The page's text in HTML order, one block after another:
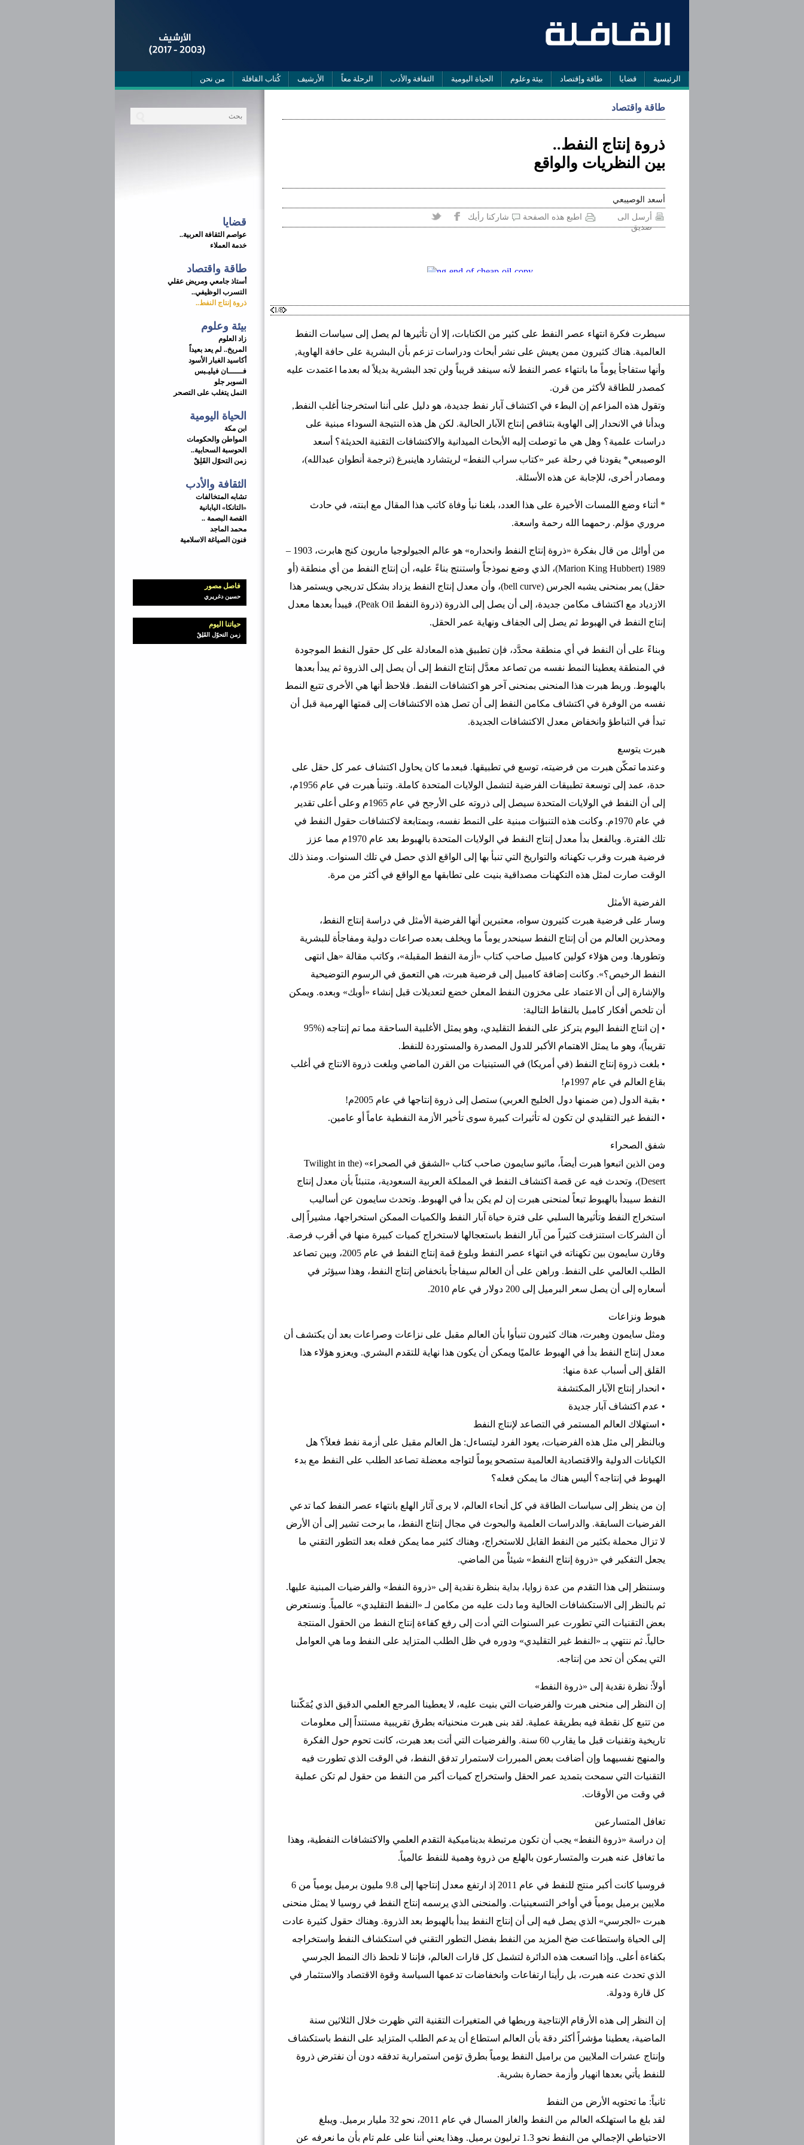
الرئيسية قضايا طاقة وإقتصاد بيئة وعلوم الحياة اليومية الثقافة والأدب الرحلة معاً الأرشيف كُتاب القافلة من نحن
قضايا
عواصم الثقافة العربية..
خدمة العملاء
طاقة واقتصاد
أستاذ جامعي ومريض عقلي
التسرب الوظيفي..
ذروة إنتاج النفط..
بيئة وعلوم
زاد العلوم
المريخ.. لم يعد بعيداً
أكاسيد الغبار الأسود
فــــــان فيليـبس
السوبر جلو
النمل يتغلب على التصحر
الحياة اليومية
ابن مكة
المواطن والحكومات
الحوسبة السحابية..
زمن التحوّل القَلِقْ
الثقافة والأدب
تشابه المتخالفات
«التانكا» اليابانية
القصة البصمة ..
محمد الماجد
فنون الصياغة الاسلامية
فاصل مصور
حسين دغريري
حياتنا اليوم
زمن التحوّل القَلِقْ
طاقة واقتصاد
ذروة إنتاج النفط..
بين النظريات والواقع
أسعد الوصيبعي
أرسل الى
صديق
اطبع هذه الصفحة شاركنا رأيك
1/8
سيطرت فكرة انتهاء عصر النفط على كثير من الكتابات، إلا أن تأثيرها لم يصل إلى سياسات النفط
العالمية. هناك كثيرون ممن يعيش على نشر أبحاث ودراسات تزعم بأن البشرية على حافة الهاوية,
وأنها ستفاجأ يوماً ما بانتهاء عصر النفط لأنه سينفد قريباً ولن تجد البشرية بديلاً له بعدما اعتمدت عليه
كمصدر للطاقة لأكثر من قرن.
وتقول هذه المزاعم إن البطء في اكتشاف آبار نفط جديدة، هو دليل على أننا استخرجنا أغلب النفط,
وبدأنا في الانحدار إلى الهاوية بتناقص إنتاج الآبار الحالية. لكن هل هذه النتيجة السوداء مبنية على
دراسات علمية؟ وهل هي ما توصلت إليه الأبحاث الميدانية والاكتشافات التقنية الحديثة؟ أسعد
الوصيبعي* يقودنا في رحلة عبر «كتاب سراب النفط» لريتشارد هاينبرغ (ترجمة أنطوان عبدالله)،
ومصادر أخرى، للإجابة عن هذه الأسئلة.
* أثناء وضع اللمسات الأخيرة على هذا العدد، بلغنا نبأ وفاة كاتب هذا المقال مع ابنته، في حادث
مروري مؤلم. رحمهما الله رحمة واسعة.
من أوائل من قال بفكرة «ذروة إنتاج النفط وانحداره» هو عالم الجيولوجيا ماريون كنج هابرت، 1903 –
1989 (Marion King Hubbert)، الذي وضع نموذجاً واستنتج بناءً عليه، أن إنتاج النفط من أي منطقة (أو
حقل) يمر بمنحنى يشبه الجرس (bell curve)، وأن معدل إنتاج النفط يزداد بشكل تدريجي ويستمر هذا
الازدياد مع اكتشاف مكامن جديدة، إلى أن يصل إلى الذروة (ذروة النفط Peak Oil)، فيبدأ بعدها معدل
إنتاج النفط في الهبوط ثم يصل إلى الجفاف ونهاية عمر الحقل.
وبناءً على أن النفط في أي منطقة محدَّد، فإن تطبيق هذه المعادلة على كل حقول النفط الموجودة
في المنطقة يعطينا النمط نفسه من تصاعد معدَّل إنتاج النفط إلى أن يصل إلى الذروة ثم يبدأ بعدها
بالهبوط. وربط هبرت هذا المنحنى بمنحنى آخر هو اكتشافات النفط. فلاحظ أنها هي الأخرى تتبع النمط
نفسه من الوفرة في اكتشاف مكامن النفط إلى أن تصل هذه الاكتشافات إلى قمتها الهرمية قبل أن
تبدأ في التباطؤ وانخفاض معدل الاكتشافات الجديدة.
هبرت يتوسع
وعندما تمكّن هبرت من فرضيته، توسع في تطبيقها. فبعدما كان يحاول اكتشاف عمر كل حقل على
حدة، عمد إلى توسعة تطبيقات الفرضية لتشمل الولايات المتحدة كاملة. وتنبأ هبرت في عام 1956م،
إلى أن النفط في الولايات المتحدة سيصل إلى ذروته على الأرجح في عام 1965م وعلى أعلى تقدير
في عام 1970م. وكانت هذه التنبؤات مبنية على النمط نفسه، وبمتابعة لاكتشافات حقول النفط في
تلك الفترة. وبالفعل بدأ معدل إنتاج النفط في الولايات المتحدة بالهبوط بعد عام 1970م مما عزز
فرضية هبرت وقرب تكهناته والتواريخ التي تنبأ بها إلى الواقع الذي حصل في تلك السنوات. ومنذ ذلك
الوقت صارت لمثل هذه التكهنات مصداقية بنيت على تطابقها مع الواقع في أكثر من مرة.
الفرضية الأمثل
وسار على فرضية هبرت كثيرون سواه، معتبرين أنها الفرضية الأمثل في دراسة إنتاج النفط،
ومحذرين العالم من أن إنتاج النفط سينحدر يوماً ما ويخلف بعده صراعات دولية ومفاجأة للبشرية
وتطورها. ومن هؤلاء كولين كامبيل صاحب كتاب «أزمة النفط المقبلة»، وكاتب مقالة «هل انتهى
النفط الرخيص؟». وكانت إضافة كامبيل إلى فرضية هبرت، هي التعمق في الرسوم التوضيحية
والإشارة إلى أن الاعتماد على مخزون النفط المعلن خضع لتعديلات قبل إنشاء «أوبك» وبعده. ويمكن
أن تلخص أفكار كامبل بالنقاط التالية:
• إن انتاج النفط اليوم يتركز على النفط التقليدي، وهو يمثل الأغلبية الساحقة مما تم إنتاجه (%95
تقريباً)، وهو ما يمثل الاهتمام الأكبر للدول المصدرة والمستوردة للنفط.
• بلغت ذروة إنتاج النفط (في أمريكا) في الستينيات من القرن الماضي وبلغت ذروة الانتاج في أغلب
بقاع العالم في عام 1997م!
• بقية الدول (من ضمنها دول الخليج العربي) ستصل إلى ذروة إنتاجها في عام 2005م!
• النفط غير التقليدي لن تكون له تأثيرات كبيرة سوى تأخير الأزمة النفطية عاماً أو عامين.
شفق الصحراء
ومن الذين اتبعوا هبرت أيضاً، ماثيو سايمون صاحب كتاب «الشفق في الصحراء» (Twilight in the
Desert)، وتحدث فيه عن قصة اكتشاف النفط في المملكة العربية السعودية، متنبئاً بأن معدل إنتاج
النفط سيبدأ بالهبوط تبعاً لمنحنى هبرت إن لم يكن بدأ في الهبوط. وتحدث سايمون عن أساليب
استخراج النفط وتأثيرها السلبي على فترة حياة آبار النفط والكميات الممكن استخراجها، مشيراً إلى
أن الشركات استنزفت كثيراً من آبار النفط باستعجالها لاستخراج كميات كبيرة منها في أقرب فرصة.
وقارن سايمون بين تكهناته في انتهاء عصر النفط وبلوغ قمة إنتاج النفط في عام 2005، وبين تصاعد
الطلب العالمي على النفط. وراهن على أن العالم سيفاجأ بانخفاض إنتاج النفط، وهذا سيؤثر في
أسعاره إلى أن يصل سعر البرميل إلى 200 دولار في عام 2010.
هبوط ونزاعات
ومثل سايمون وهبرت، هناك كثيرون تنبأوا بأن العالم مقبل على نزاعات وصراعات بعد أن يكتشف أن
معدل إنتاج النفط بدأ في الهبوط عالميًا ويمكن أن يكون هذا نهاية للتقدم البشري. ويعزو هؤلاء هذا
القلق إلى أسباب عدة منها:
• انحدار إنتاج الآبار المكتشفة
• عدم اكتشاف آبار جديدة
• استهلاك العالم المستمر في التصاعد لإنتاج النفط
وبالنظر إلى مثل هذه الفرضيات، يعود الفرد ليتساءل: هل العالم مقبل على أزمة نفط فعلاً؟ هل
الكيانات الدولية والاقتصادية العالمية ستصحو يوماً لتواجه معضلة تصاعد الطلب على النفط مع بدء
الهبوط في إنتاجه؟ أليس هناك ما يمكن فعله؟
إن من ينظر إلى سياسات الطاقة في كل أنحاء العالم، لا يرى آثار الهلع بانتهاء عصر النفط كما تدعي
الفرضيات السابقة. والدراسات العلمية والبحوث في مجال إنتاج النفط، ما برحت تشير إلى أن الأرض
لا تزال محملة بكثير من النفط القابل للاستخراج، وهناك كثير مما يمكن فعله بعد التطور التقني ما
يجعل التفكير في «ذروة إنتاج النفط» شيئاْ من الماضي.
وسننظر إلى هذا التقدم من عدة زوايا، بداية بنظرة نقدية إلى «ذروة النفط» والفرضيات المبنية عليها.
ثم بالنظر إلى الاستكشافات الحالية وما دلت عليه من مكامن لـ «النفط التقليدي» عالمياً. ونستعرض
بعض التقنيات التي تطورت عبر السنوات التي أدت إلى رفع كفاءة إنتاج النفط من الحقول المنتجة
حالياً. ثم ننتهي بـ «النفط غير التقليدي» ودوره في ظل الطلب المتزايد على النفط وما هي العوامل
التي يمكن أن تحد من إنتاجه.
أولاً: نظرة نقدية إلى «ذروة النفط»
إن النظر إلى منحنى هبرت والفرضيات التي بنيت عليه، لا يعطينا المرجع العلمي الدقيق الذي يُمَكّننا
من تتبع كل نقطة فيه بطريقة عملية. لقد بنى هبرت منحنياته بطرق تقريبية مستنداً إلى معلومات
تاريخية وتقنيات قبل ما يقارب 60 سنة. والفرضيات التي أتت بعد هبرت، كانت تحوم حول الفكرة
والمنهج نفسيهما وإن أضافت بعض المبررات لاستمرار تدفق النفط، في الوقت الذي تطورت فيه
التقنيات التي سمحت بتمديد عمر الحقل واستخراج كميات أكبر من النفط من حقول لم تكن عملية
في وقت من الأوقات.
تغافل المتسارعين
إن دراسة «ذروة النفط» يجب أن تكون مرتبطة بديناميكية التقدم العلمي والاكتشافات النفطية، وهذا
ما تغافل عنه هبرت والمتسارعون بالهلع من ذروة وهمية للنفط عالمياً.
فروسيا كانت أكبر منتج للنفط في عام 2011 إذ ارتفع معدل إنتاجها إلى 9.8 مليون برميل يومياً من 6
ملايين برميل يومياً في أواخر التسعينيات. والمنحنى الذي يرسمه إنتاج النفط في روسيا لا يمثل منحنى
هبرت «الجرسي» الذي يصل فيه إلى أن إنتاج النفط يبدأ بالهبوط بعد الذروة. وهناك حقول كثيرة عادت
إلى الحياة واستطاعت ضخ المزيد من النفط بفضل التطور التقني في استكشاف النفط واستخراجه
بكفاءة أعلى. وإذا اتسعت هذه الدائرة لتشمل كل قارات العالم، فإننا لا نلحظ ذاك النمط الجرسي
الذي تحدث عنه هبرت، بل رأينا ارتفاعات وانخفاضات تدعمها السياسة وقوة الاقتصاد والاستثمار في
كل قارة ودولة.
إن النظر إلى هذه الأرقام الإنتاجية وربطها في المتغيرات التقنية التي ظهرت خلال الثلاثين سنة
الماضية، يعطينا مؤشراً أكثر دقة بأن العالم استطاع أن يدعم الطلب المتزايد على النفط باستكشاف
وإنتاج عشرات الملايين من براميل النفط يومياً بطرق تؤمن استمرارية تدفقه دون أن نفترض ذروة
للنفط يأتي بعدها انهيار وأزمة حضارة بشرية.
ثانياً: ما تحتويه الأرض من النفط
لقد بلغ ما استهلكه العالم من النفط والغاز المسال في عام 2011، نحو 32 مليار برميل. ويبلغ
الاحتياطي الإجمالي من النفط نحو 1.3 ترليون برميل. وهذا يعني أننا على علم تام بأن ما نعرفه عن